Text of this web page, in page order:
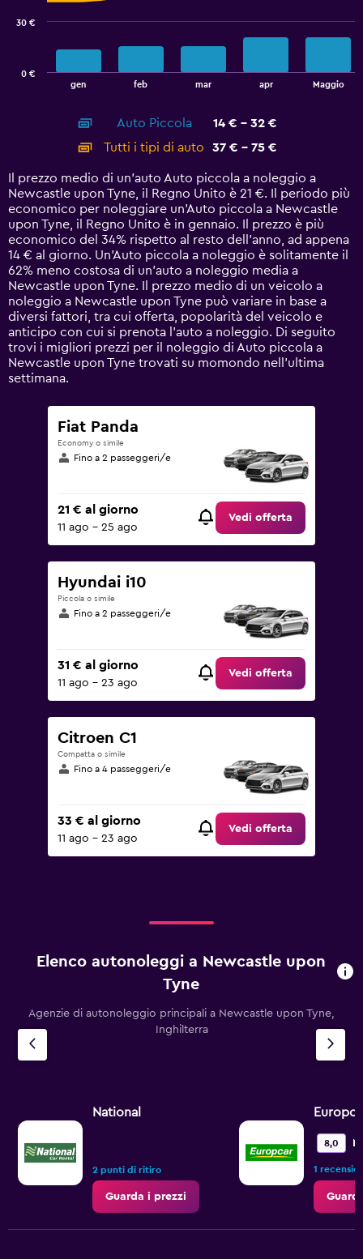
14
categories.
The
chart
has
1
Y
axis
displaying
values.
Range:
0
to
90.
gen feb mar apr Maggio
0 €
30 €
End
Auto Piccola
14 € - 32 €
Tutti i tipi di auto
37 € - 75 €
Il prezzo medio di un'auto Auto piccola a noleggio a
Newcastle upon Tyne, il Regno Unito è 21 €. Il periodo più
economico per noleggiare un'Auto piccola a Newcastle
upon Tyne, il Regno Unito è in gennaio. Il prezzo è più
economico del 34% rispetto al resto dell'anno, ad appena
14 € al giorno. Un'Auto piccola a noleggio è solitamente il
62% meno costosa di un'auto a noleggio media a
Newcastle upon Tyne. Il prezzo medio di un veicolo a
noleggio a Newcastle upon Tyne può variare in base a
diversi fattori, tra cui offerta, popolarità del veicolo e
anticipo con cui si prenota l'auto a noleggio. Di seguito
trovi i migliori prezzi per il noleggio di Auto piccola a
Newcastle upon Tyne trovati su momondo nell'ultima
settimana.
Fiat Panda
Economy o simile
Fino a 2 passeggeri/e
21 € al giorno
11 ago - 25 ago
Vedi offerta
Hyundai i10
Piccola o simile
Fino a 2 passeggeri/e
31 € al giorno
11 ago - 23 ago
Vedi offerta
Citroen C1
Compatta o simile
Fino a 4 passeggeri/e
33 € al giorno
11 ago - 23 ago
Vedi offerta
Elenco autonoleggi a Newcastle upon
Tyne
Agenzie di autonoleggio principali a Newcastle upon Tyne,
Inghilterra
National
2 punti di ritiro
Guarda i prezzi
8,0
1